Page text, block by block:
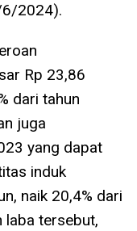
6/2024).
Rp 23,86
dari tahun
juga
yang dapat
induk
naik 20,4% dari
laba tersebut,